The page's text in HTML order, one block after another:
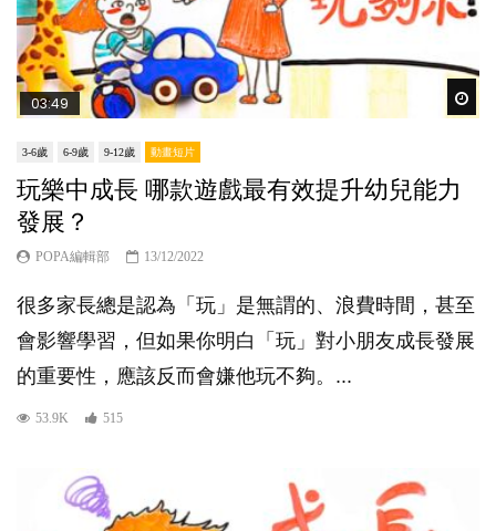
03:49
3-6歲 6-9歲 9-12歲 動畫短片
玩樂中成長 哪款遊戲最有效提升幼兒能力
發展？
POPA編輯部 13/12/2022
很多家長總是認為「玩」是無謂的、浪費時間，甚至
會影響學習，但如果你明白「玩」對小朋友成長發展
的重要性，應該反而會嫌他玩不夠。...
53.9K 515